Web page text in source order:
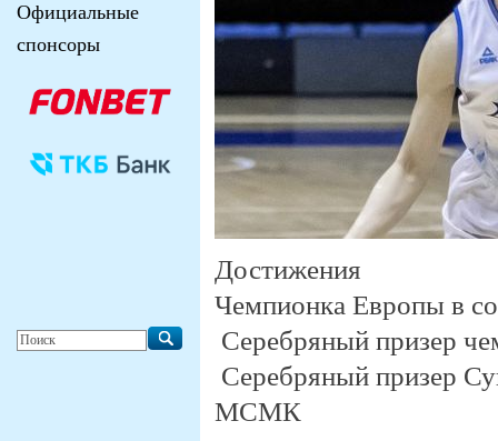
Достижения
Чемпионка Европы в
Серебряный призер
Серебряный призер
МСМК
Официальные
спонсоры